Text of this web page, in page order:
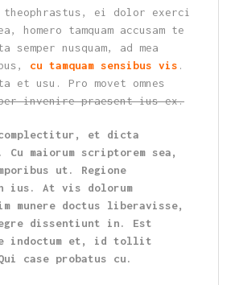
theophrastus, ei dolor exerci
homero tamquam accusam te
semper nusquam, ad mea
cu tamquam sensibus vis .
et usu. Pro movet omnes
invenire praesent ius ex.
complectitur, et dicta
maiorum scriptorem sea,
ut. Regione
ius. At vis dolorum
munere doctus liberavisse,
dissentiunt in. Est
indoctum et, id tollit
case probatus cu.